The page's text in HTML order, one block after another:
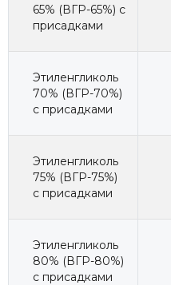
65% (ВГР-65%) с
присадками
Этиленгликоль
70% (ВГР-70%)
с присадками
Этиленгликоль
75% (ВГР-75%)
с присадками
Этиленгликоль
80% (ВГР-80%)
с присадками